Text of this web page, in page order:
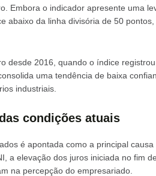
Embora o indicador apresente uma
abaixo da linha divisória de 50
desde 2016, quando o índice
uma tendência de baixa
industriais.
condições atuais
é apontada como a principal
a elevação dos juros iniciada no fim
na percepção do empresariado.